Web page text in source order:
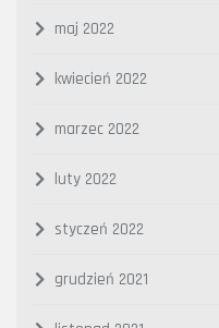
maj 2022
kwiecień 2022
marzec 2022
luty 2022
styczeń 2022
grudzień 2021